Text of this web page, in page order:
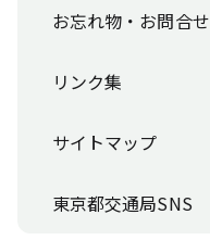
お忘れ物・お問合せ
リンク集
サイトマップ
東京都交通局SNS